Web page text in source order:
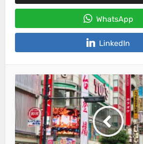
WhatsApp
LinkedIn